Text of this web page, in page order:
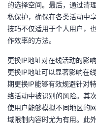
的选择空间。最后，通过清
私保护，确保在各类活动中
技巧不仅适用于个人用户，
作效率的方法。
更换IP地址对在线活动的影响
更换IP地址可以显著影响在
期更换IP能够有效规避针对
络活动中被识别的风险。其
使用户能够模拟不同地区的
域限制内容时尤为有用。此